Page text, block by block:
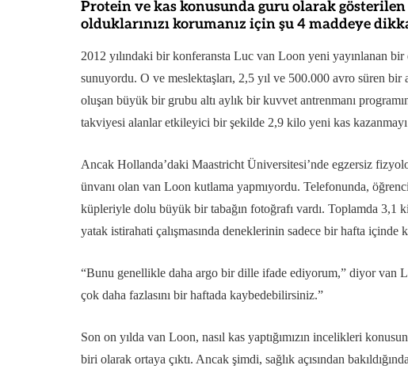
Protein ve kas konusunda guru olarak
olduklarınızı korumanız için şu 4 maddeye
2012 yılındaki bir konferansta Luc van Loon yeni yayınlanan
sunuyordu. O ve meslektaşları, 2,5 yıl ve 500.000 avro süren bir
oluşan büyük bir grubu altı aylık bir kuvvet antrenmanı
takviyesi alanlar etkileyici bir şekilde 2,9 kilo yeni kas
Ancak Hollanda’daki Maastricht Üniversitesi’nde egzersiz
ünvanı olan van Loon kutlama yapmıyordu. Telefonunda,
küpleriyle dolu büyük bir tabağın fotoğrafı vardı. Toplamda 3,1
yatak istirahati çalışmasında deneklerinin sadece bir hafta
“Bunu genellikle daha argo bir dille ifade ediyorum,” diyor van
çok daha fazlasını bir haftada kaybedebilirsiniz.”
Son on yılda van Loon, nasıl kas yaptığımızın incelikleri
biri olarak ortaya çıktı. Ancak şimdi, sağlık açısından